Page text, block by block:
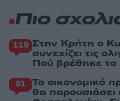
Πιο
119 Στην Κρήτη ο
συνεχίζει τις
Πού βρέθηκε
91 Το οικονομικό
θα παρουσιάσει